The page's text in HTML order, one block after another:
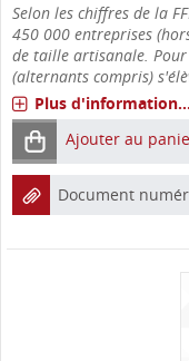
Selon les chiffres de la
450 000 entreprises
de taille artisanale.
(alternants compris)
Plus d'information...
Ajouter au
Document